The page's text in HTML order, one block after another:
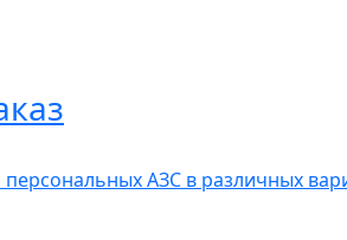
АЗС в различных